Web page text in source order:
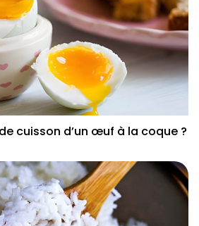
cuisson d’un œuf à la coque ?